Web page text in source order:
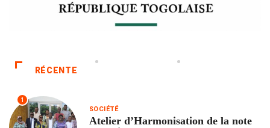
RÉCENTE
1
SOCIÉTÉ
Atelier d’Harmonisation de la note